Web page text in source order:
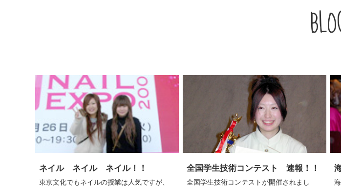
ネイル ネイル ネイル！！
東京文化でもネイルの授業は人気ですが、
全国学生技術コンテスト 速報！！
全国学生技術コンテストが開催されまし